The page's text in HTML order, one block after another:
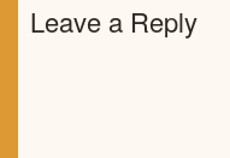
Leave a Reply